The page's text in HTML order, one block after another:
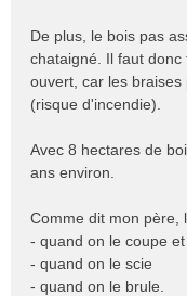
De plus, le bois pas
chataigné. Il faut
ouvert, car les
(risque d'incendie).
Avec 8 hectares de
ans environ.
Comme dit mon père,
- quand on le coupe
- quand on le scie
- quand on le brule.